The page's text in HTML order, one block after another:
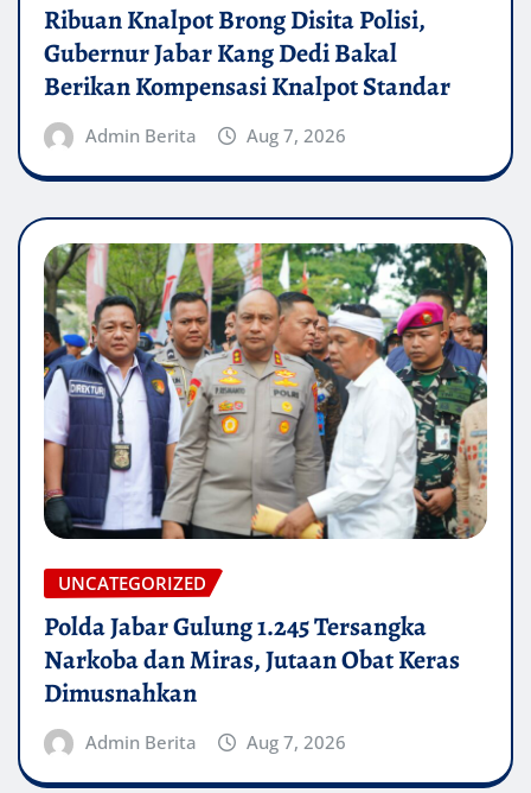
Ribuan Knalpot Brong Disita Polisi,
Gubernur Jabar Kang Dedi Bakal
Berikan Kompensasi Knalpot Standar
Admin Berita Aug 7, 2026
UNCATEGORIZED
Polda Jabar Gulung 1.245 Tersangka
Narkoba dan Miras, Jutaan Obat Keras
Dimusnahkan
Admin Berita Aug 7, 2026